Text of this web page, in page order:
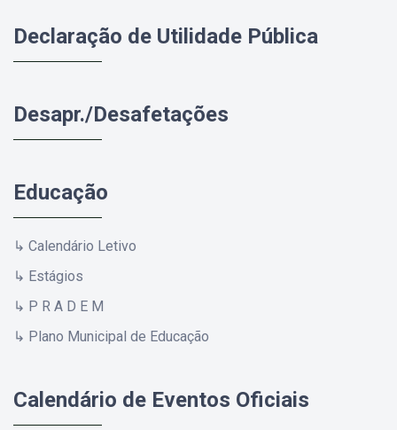
Declaração de Utilidade Pública
Desapr./Desafetações
Educação
↳ Calendário Letivo
↳ Estágios
↳ P R A D E M
↳ Plano Municipal de Educação
Calendário de Eventos Oficiais